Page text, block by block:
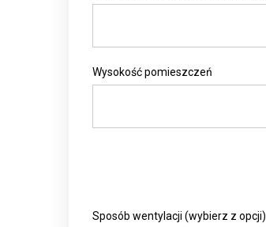
Wysokość pomieszczeń
Sposób wentylacji (wybierz z opcji)